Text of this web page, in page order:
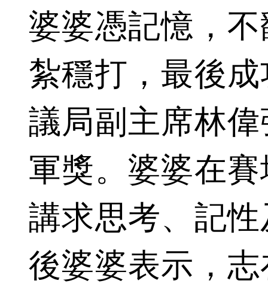
婆婆憑記憶，
紮穩打，最後
議局副主席林
軍獎。婆婆在
講求思考、記
後婆婆表示，